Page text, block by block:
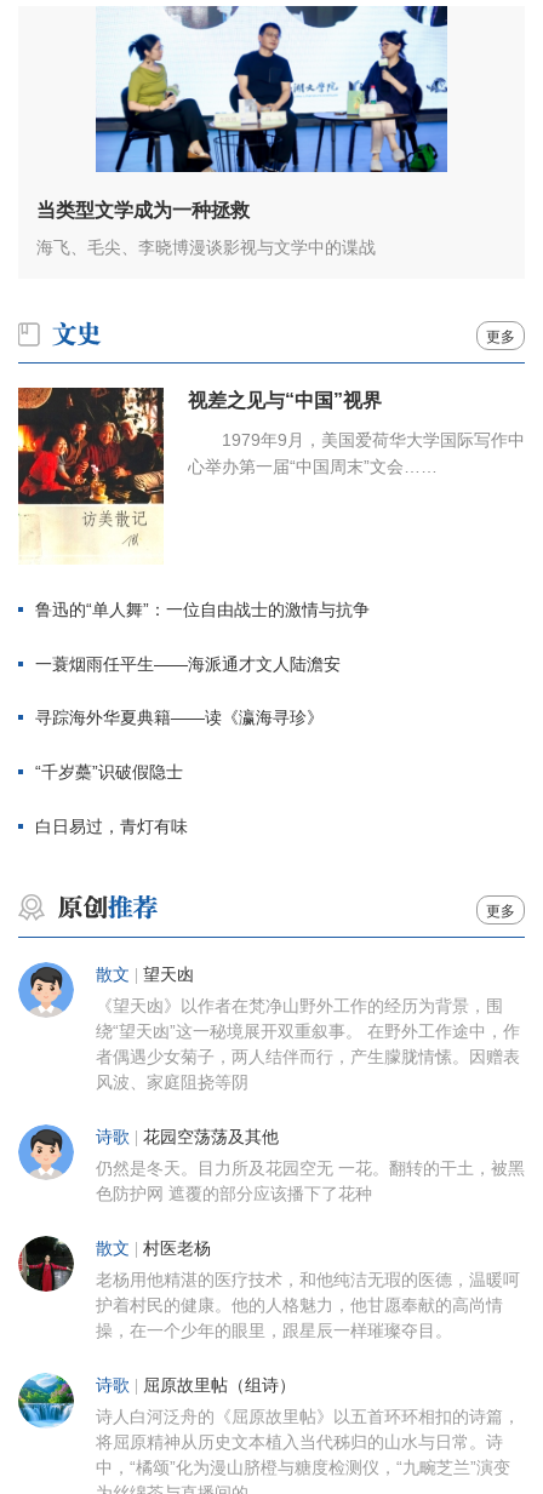
当类型文学成为一种拯救
海飞、毛尖、李晓博漫谈影视与文学中的谍战
更多
视差之见与“中国”视界
1979年9月，美国爱荷华大学国际写作中
心举办第一届“中国周末”文会……
鲁迅的“单人舞”：一位自由战士的激情与抗争
一蓑烟雨任平生——海派通才文人陆澹安
寻踪海外华夏典籍——读《瀛海寻珍》
“千岁蘽”识破假隐士
白日易过，青灯有味
更多
散文 望天凼
《望天凼》以作者在梵净山野外工作的经历为背景，围
绕“望天凼”这一秘境展开双重叙事。 在野外工作途中，作
者偶遇少女菊子，两人结伴而行，产生朦胧情愫。因赠表
风波、家庭阻挠等阴
诗歌 花园空荡荡及其他
仍然是冬天。目力所及花园空无 一花。翻转的干土，被黑
色防护网 遮覆的部分应该播下了花种
散文 村医老杨
老杨用他精湛的医疗技术，和他纯洁无瑕的医德，温暖呵
护着村民的健康。他的人格魅力，他甘愿奉献的高尚情
操，在一个少年的眼里，跟星辰一样璀璨夺目。
诗歌 屈原故里帖（组诗）
诗人白河泛舟的《屈原故里帖》以五首环环相扣的诗篇，
将屈原精神从历史文本植入当代秭归的山水与日常。诗
中，“橘颂”化为漫山脐橙与糖度检测仪，“九畹芝兰”演变